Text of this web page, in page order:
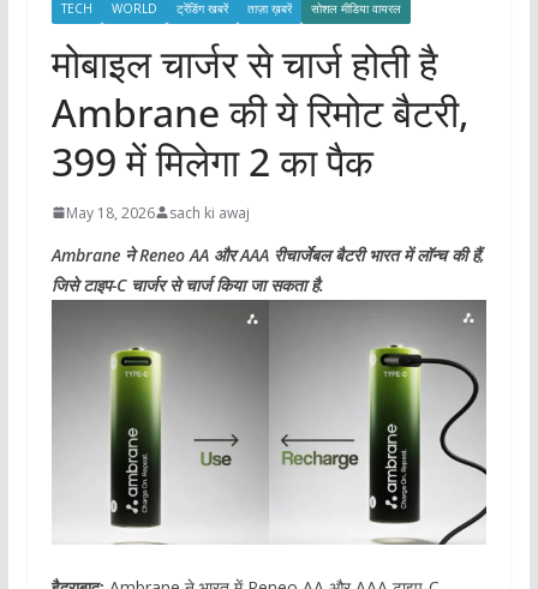
TECH WORLD ट्रेंडिंग खबरें ताज़ा ख़बरें सोशल मीडिया वायरल
मोबाइल चार्जर से चार्ज होती है
Ambrane की ये रिमोट बैटरी,
399 में मिलेगा 2 का पैक
May 18, 2026 sach ki awaj
Ambrane ने Reneo AA और AAA रीचार्जेबल बैटरी भारत में लॉन्च की हैं,
जिसे टाइप-C चार्जर से चार्ज किया जा सकता है.